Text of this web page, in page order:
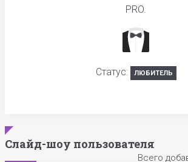
PRO.
Статус: ЛЮБИТЕЛЬ
Слайд-шоу пользователя
Всего